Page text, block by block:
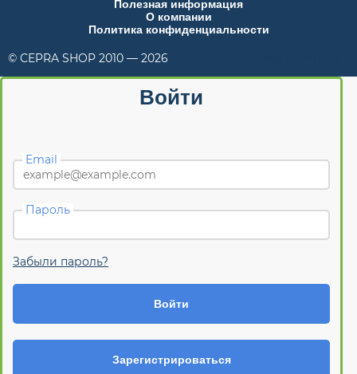
Полезная информация
О компании
Политика конфиденциальности
© CEPRA SHOP 2010 — 2026
Войти
Email
Пароль
Забыли пароль?
Войти
Зарегистрироваться